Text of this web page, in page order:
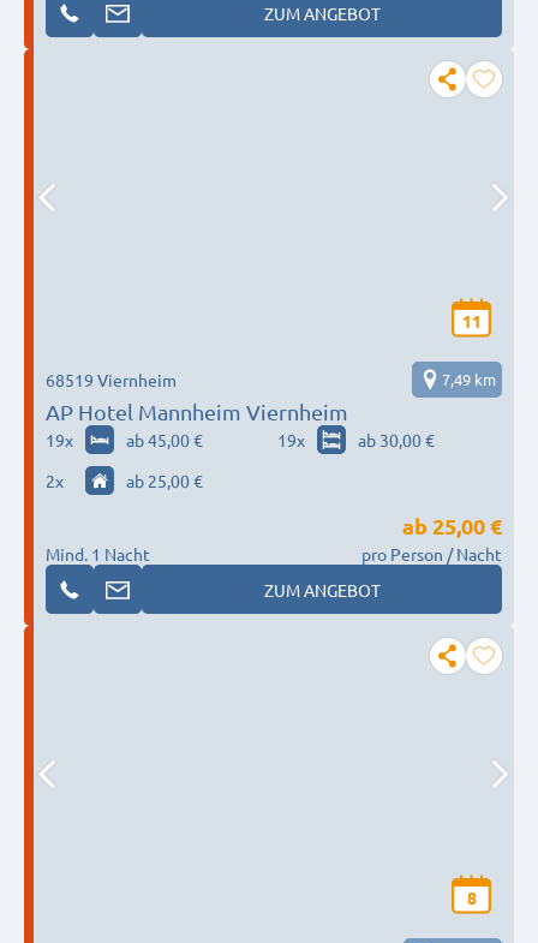
ZUM ANGEBOT
11
AP Hotel Mannheim Viernheim
68519 Viernheim 7,49 km
19x ab 45,00 € 19x
ab 30,00 €
2x ab 25,00 €
Mind. 1 Nacht
ab 25,00 €
pro Person / Nacht
ZUM ANGEBOT
8